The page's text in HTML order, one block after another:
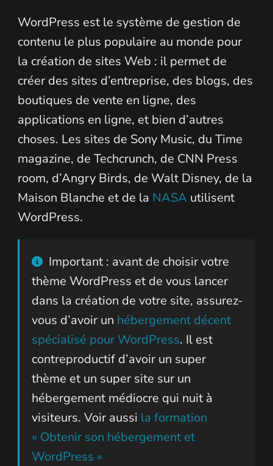
WordPress est le système de gestion de
contenu le plus populaire au monde pour
la création de sites Web : il permet de
créer des sites d’entreprise, des blogs, des
boutiques de vente en ligne, des
applications en ligne, et bien d’autres
choses. Les sites de Sony Music, du Time
magazine, de Techcrunch, de CNN Press
room, d’Angry Birds, de Walt Disney, de la
Maison Blanche et de la NASA utilisent
WordPress.
Important : avant de choisir votre
thème WordPress et de vous lancer
dans la création de votre site, assurez-
vous d’avoir un hébergement décent
spécialisé pour WordPress. Il est
contreproductif d’avoir un super
thème et un super site sur un
hébergement médiocre qui nuit à
visiteurs. Voir aussi la formation
« Obtenir son hébergement et
WordPress »